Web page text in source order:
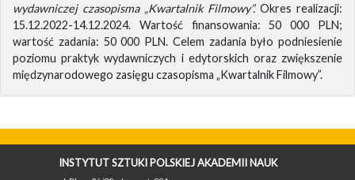
wydawniczej czasopisma „Kwartalnik Filmowy”.Okres realizacji:
15.12.2022-14.12.2024. Wartość finansowania: 50 000 PLN;
wartość zadania: 50 000 PLN. Celem zadania było podniesienie
poziomu praktyk wydawniczych i edytorskich oraz zwiększenie
międzynarodowego zasięgu czasopisma „Kwartalnik Filmowy”.
INSTYTUT SZTUKI POLSKIEJ AKADEMII NAUK